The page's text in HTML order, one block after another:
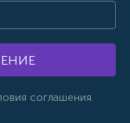
соглашения.